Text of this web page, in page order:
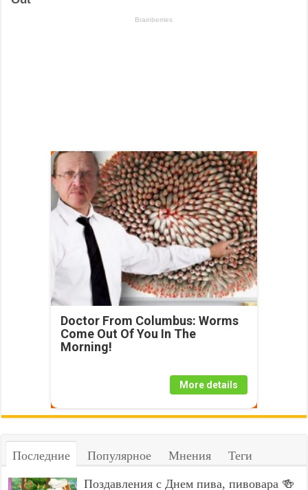
Doctor From Columbus: Worms
Come Out Of You In The
Morning!
More details
Последние Популярное Мнения Теги
Поздавления с Днем пива, пивовара 🍻